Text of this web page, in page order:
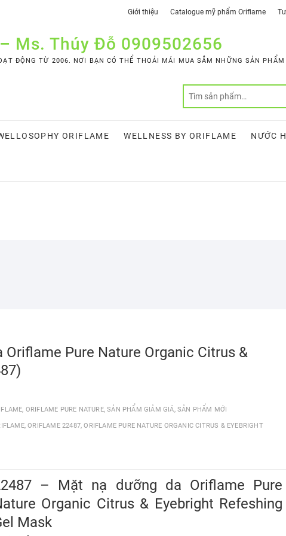
Giới thiệu Catalogue mỹ phẩm Oriflame
Ms. Thúy Đỗ 0909502656
ĐỘNG TỪ 2006. NƠI BẠN CÓ THỂ THOẢI MÁI MUA SẮM NHỮNG SẢN
ORIFLAME WELLNESS BY ORIFLAME NƯỚC
Pure Nature Organic Citrus &
, ORIFLAME PURE NATURE,SẢN PHẨM GIẢM GIÁ,SẢN PHẨM MỚI
,ORIFLAME 22487,ORIFLAME PURE NATURE ORGANIC CITRUS & EYEBRIGHT
– Mặt nạ dưỡng da Oriflame Pure
Organic Citrus & Eyebright Refeshing
Mask